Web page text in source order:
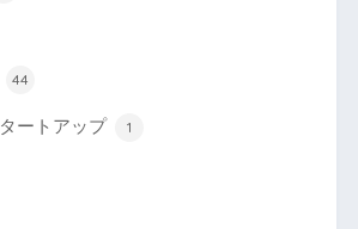
44
ートアップ 1